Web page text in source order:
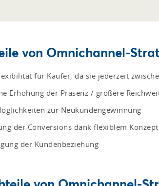
von Omnichannel-
für Käufer, da sie jederzeit
Erhöhung der Präsenz / größere
zur Neukundengewinnung
der Conversions dank flexiblem
der Kundenbeziehung